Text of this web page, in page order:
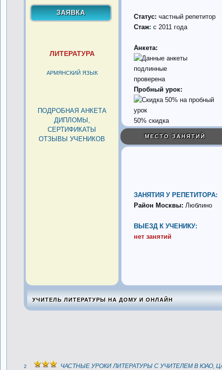
ЛИТЕРАТУРА
АРМЯНСКИЙ ЯЗЫК
ПОДРОБНАЯ АНКЕТА
ДИПЛОМЫ,
СЕРТИФИКАТЫ
ОТЗЫВЫ УЧЕНИКОВ
Статус: частный репетитор
Стаж: с 2011 года
Анкета:
проверена
Пробный урок:
50% скидка
МЕСТО ЗАНЯТИЙ
ЗАНЯТИЯ У РЕПЕТИТОРА:
Район Москвы: Люблино
ВЫЕЗД К УЧЕНИКУ:
нет занятий
УЧИТЕЛЬ ЛИТЕРАТУРЫ НА ДОМУ И ОНЛАЙН
2 ЧАСТНЫЕ УРОКИ ЛИТЕРАТУРЫ С УЧИТЕЛЕМ В ЮАО,